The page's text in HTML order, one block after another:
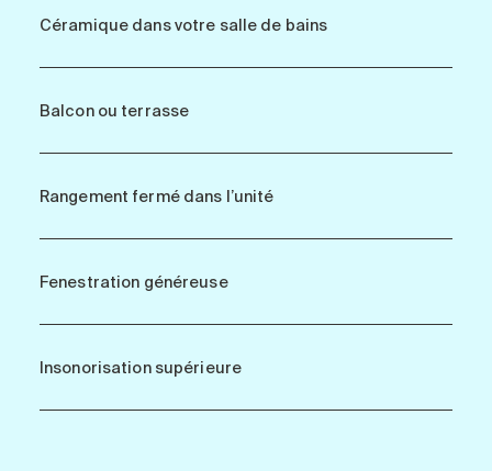
Céramique dans votre salle de bains
Balcon ou terrasse
Rangement fermé dans l’unité
Fenestration généreuse
Insonorisation supérieure